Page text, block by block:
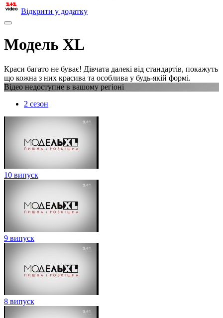
Відкрити у додатку
Модель XL
Краси багато не буває! Дівчата далекі від стандартів, покажуть
що кожна з них красива та особлива у будь-якій формі.
Відео недоступне в вашому регіоні
2 сезон
10 випуск
9 випуск
8 випуск